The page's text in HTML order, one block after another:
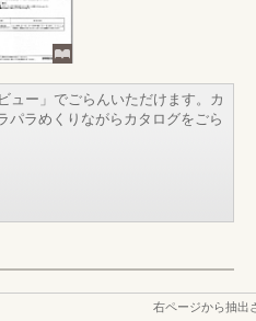
ュー」でごらんいただけます。カ
パラめくりながらカタログをごら
右ページから抽出